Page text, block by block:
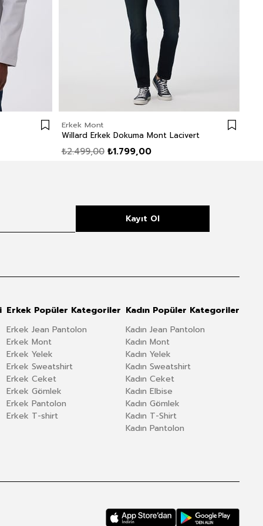
Erkek Mont
Willard Erkek Dokuma Mont Lacivert
₺1.799,00
₺2.499,00
Kayıt Ol
Erkek Popüler Kategoriler
Erkek Jean Pantolon
Erkek Mont
Erkek Yelek
Erkek Sweatshirt
Erkek Ceket
Erkek Gömlek
Erkek Pantolon
Erkek T-shirt
Kadın Popüler Kategoriler
Kadın Jean Pantolon
Kadın Mont
Kadın Yelek
Kadın Sweatshirt
Kadın Ceket
Kadın Elbise
Kadın Gömlek
Kadın T-Shirt
Kadın Pantolon